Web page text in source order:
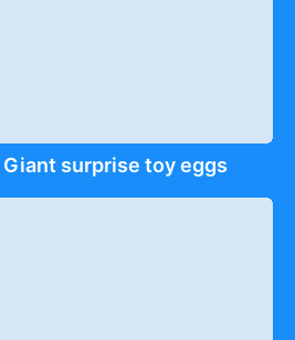
surprise toy eggs